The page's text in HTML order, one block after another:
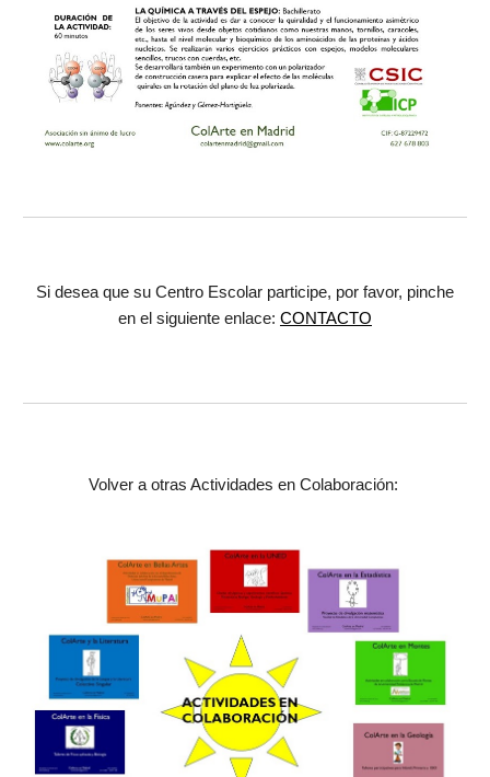
Si desea que su Centro Escolar participe, por favor, pinche
en el siguiente enlace: CONTACTO
Volver a otras Actividades en Colaboración: